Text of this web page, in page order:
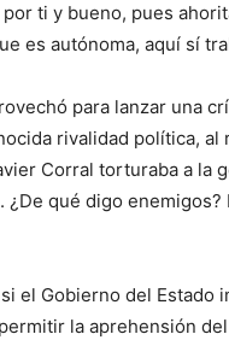
ti y bueno, pues
es autónoma, aquí sí
para lanzar una
rivalidad política,
Corral torturaba a la
¿De qué digo
el Gobierno del Estado
la aprehensión